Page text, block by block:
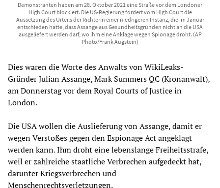
Demonstranten haben am 28. Oktober 2021 eine Straße vor dem Londoner
High Court blockiert. Die US-Regierung fordert vom High Court die
Aussetzung des Urteils der Richterin einer niedrigeren Instanz, die im Januar
entschieden hatte, dass Assange aus Gesundheitsgründen nicht an die USA
ausgeliefert werden darf, wo ihm eine Anklage wegen Spionage droht. (AP
Photo/Frank Augstein)
Dies waren die Worte des Anwalts von WikiLeaks-
Gründer Julian Assange, Mark Summers QC (Kronanwalt),
am Donnerstag vor dem Royal Courts of Justice in
London.
Die USA wollen die Auslieferung von Assange, damit er
wegen Verstoßes gegen den Espionage Act angeklagt
werden kann. Ihm droht eine lebenslange Freiheitsstrafe,
weil er zahlreiche staatliche Verbrechen aufgedeckt hat,
darunter Kriegsverbrechen und
Menschenrechtsverletzungen.